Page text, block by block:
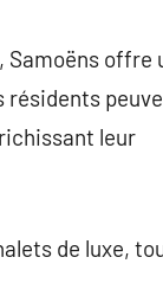
offre
résidents
leur
de luxe,